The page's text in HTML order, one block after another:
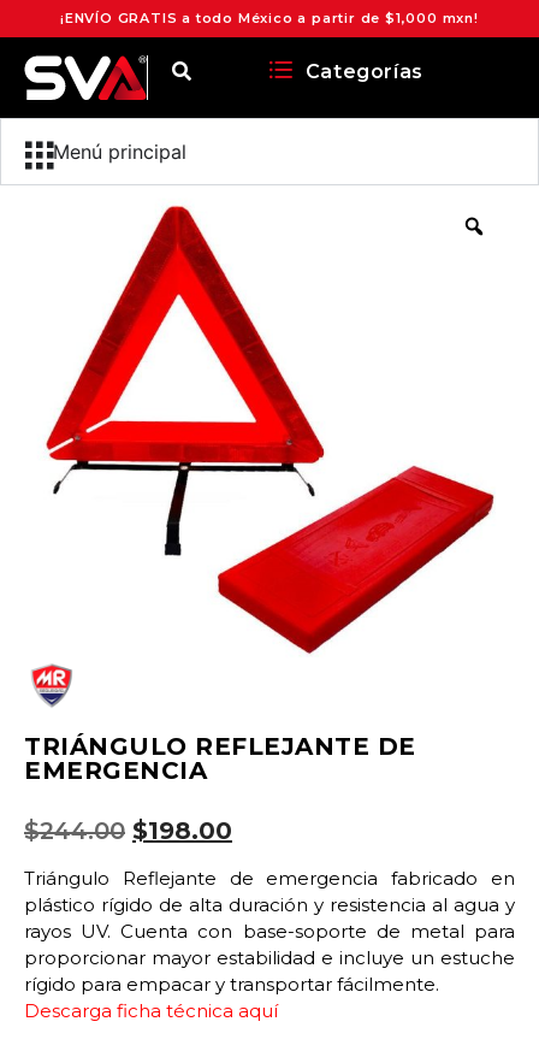
¡ENVÍO GRATIS a todo México a partir de $1,000 mxn!
Categorías
Menú principal
TRIÁNGULO REFLEJANTE DE
EMERGENCIA
$244.00 $198.00
Triángulo Reflejante de emergencia fabricado en
plástico rígido de alta duración y resistencia al agua y
rayos UV. Cuenta con base-soporte de metal para
proporcionar mayor estabilidad e incluye un estuche
rígido para empacar y transportar fácilmente.
Descarga ficha técnica aquí